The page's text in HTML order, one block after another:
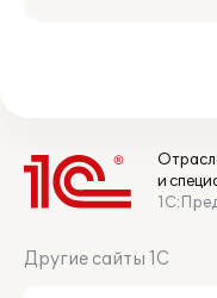
и
Другие сайты 1С